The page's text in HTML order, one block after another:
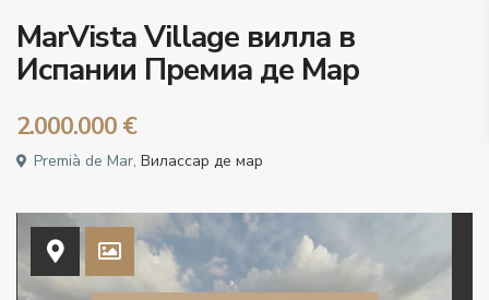
MarVista Village вилла в
Испании Премиа де Мар
2.000.000 €
Premià de Mar,Вилассар де мар